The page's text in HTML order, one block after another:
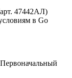
Первоначальный